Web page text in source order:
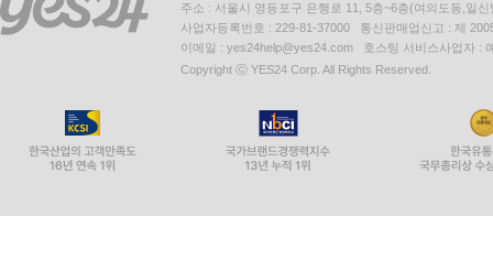
주소 : 서울시 영등포구 은행로 11, 5층~6층(여의도동,일신
사업자등록번호 : 229-81-37000 통신판매업신고 : 제
이메일 : yes24help@yes24.com 호스팅 서비스사업자 :
Copyright ⓒ YES24 Corp. All Rights Reserved.